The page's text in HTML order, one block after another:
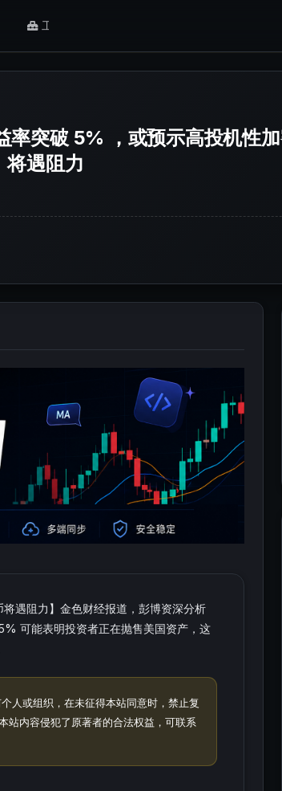
工具/返佣
率突破 5% ，或预示高投机性
将遇阻力
遇阻力】金色财经报道，彭博资深分析
可能表明投资者正在抛售美国资产，这
人或组织，在未征得本站同意时，禁止复
站内容侵犯了原著者的合法权益，可联系